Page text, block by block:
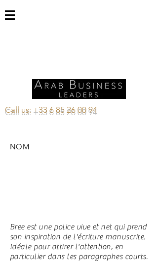
Call us: +33 6 85 26 00 94
NOM
Bree est une police vive et net qui prend
son inspiration de l'écriture manuscrite.
Idéale pour attirer l'attention, en
particulier dans les paragraphes courts.